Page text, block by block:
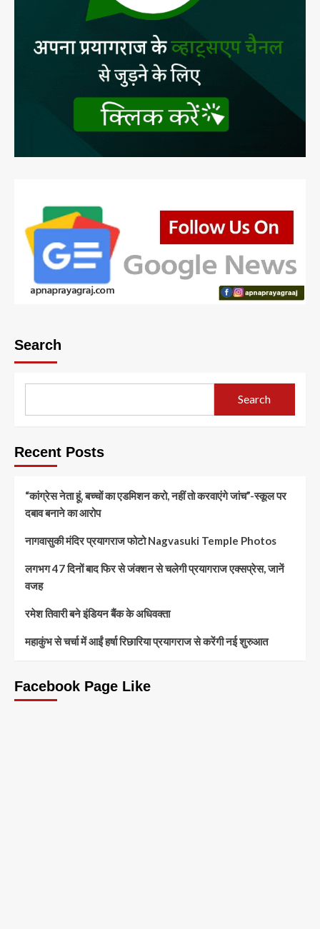
Search
Search
Recent Posts
“कांग्रेस नेता हूं, बच्चों का एडमिशन करो, नहीं तो करवाएंगे जांच”-स्कूल पर
दबाव बनाने का आरोप
नागवासुकी मंदिर प्रयागराज फोटो Nagvasuki Temple Photos
लगभग 47 दिनों बाद फिर से जंक्शन से चलेगी प्रयागराज एक्सप्रेस, जानें
वजह
रमेश तिवारी बने इंडियन बैंक के अधिवक्ता
महाकुंभ से चर्चा में आईं हर्षा रिछारिया प्रयागराज से करेंगी नई शुरुआत
Facebook Page Like